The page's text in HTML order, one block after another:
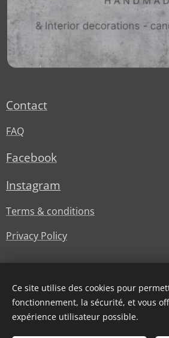
Contact
FAQ
Facebook
Instagram
Terms & conditions
Privacy Policy
Ce site utilise des cookies pour
fonctionnement, la sécurité, et vous
expérience utilisateur possible.